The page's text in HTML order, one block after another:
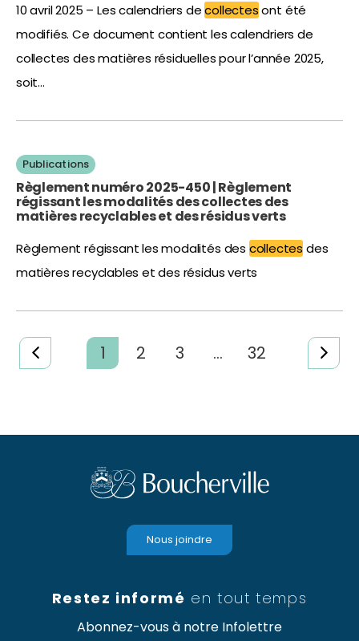
10 avril 2025 – Les calendriers decollectesont été
modifiés. Ce document contient les calendriers de
collectes des matières résiduelles pour l’année 2025,
soit…
Publications
Règlement numéro 2025-450 | Règlement
régissant les modalités des collectes des
matières recyclables et des résidus verts
Règlement régissant les modalités des collectes des
matières recyclables et des résidus verts
1 2 3 ... 32
Restez informé en tout temps
Abonnez-vous à notre Infolettre
Nous joindre